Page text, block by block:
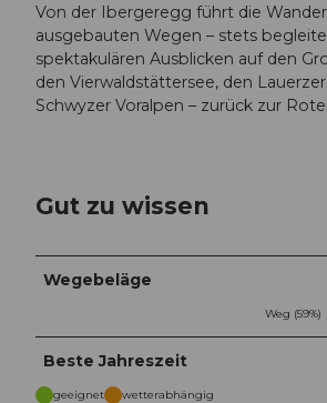
Von der Ibergeregg führt die
ausgebauten Wegen – stets
spektakulären Ausblicken auf den
den Vierwaldstättersee, den
Schwyzer Voralpen – zurück zur
Gut zu wissen
Wegebeläge
Weg (59%)
Beste Jahreszeit
geeignet wetterabhängig